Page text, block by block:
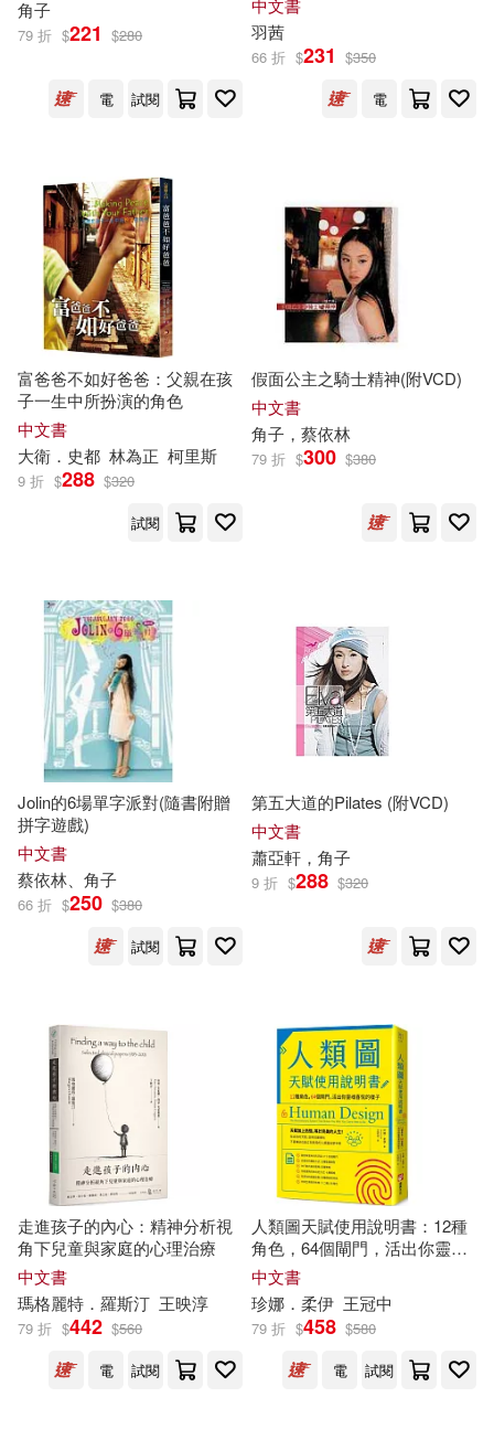
兩＠財富自由大學 校長(5)
所十三(5)
葉小嵐(5) C-Paradise(4)
biki(4) kurisakihiroi(4)
zunta(4) いたち(4)
いなさく(4)
はらわたさいぞう(4)
ビッグモーカル(4)
プレステージ出版（写真集）(4)
ヤマシタトモコ(4)
丸戸史明/原作(4)
伊藤いづも(4) 和久井健(4)
天乃 忍(4) 守姫武士/漫畫(4)
小牛頓科學教育有限公司編輯團隊
弥生みづき(4) 張遠南(4)
彼得．畢格(4) 李國權(4)
根序(4) 秋好賢一(4)
稲場るか(4) 萬里晴(4)
大牌出版(6) 天下文化(6)
天下書盟(6) 小漫遊文化(6)
新華先鋒(6)
經濟科學出版社(6)
華中科技大學出版社(6)
複刻文化(6) 釀出版(6)
中國經濟出版社(5)
國立臺灣大學出版中心(5)
小角落文化(5) 小麥田(5)
幸福文化(5) 慕客館日文書(5)
橡實文化(5)
臺灣商務(5) 麥浩斯(5)
KADOKAWA(4)
PCuSER電腦人文化(4)
PRESTIGE(4) 三民(4)
上海人民出版社有限責任公司(4)
中華書局(香港)(4) 五南(4)
堡壘文化(4) 大樂文化(4)
天光出版(4) 小牛頓(4)
角子
79 折 $221 $280
電 試閱
中文書
羽茜
66 折 $231 $350
電
富爸爸不如好爸爸：父親在孩
子一生中所扮演的角色
中文書
大衛．史都 林為正 柯里斯
9 折 $288 $320
試閱
假面公主之騎士精神(附VCD)
中文書
角子 ，蔡依林
79 折 $300 $380
Jolin的6場單字派對(隨書附贈
拼字遊戲)
中文書
蔡依林、 角子
66 折 $250 $380
試閱
第五大道的Pilates (附VCD)
中文書
蕭亞軒， 角子
9 折 $288 $320
走進孩子的內心：精神分析視
角下兒童與家庭的心理治療
中文書
瑪格麗特．羅斯汀 王映淳
79 折 $442 $560
電
試閱
人類圖天賦使用說明書：12種
角色，64個閘門，活出你靈魂
喜悅的樣子
中文書
珍娜．柔伊 王冠中
79 折 $458 $580
電
試閱